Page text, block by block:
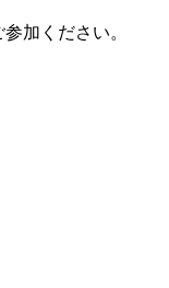
加ください。